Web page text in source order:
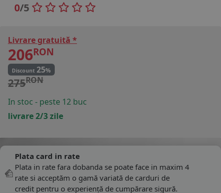
0/5
Livrare gratuită *
206RON
Discount 25%
275RON
In stoc - peste 12 buc
livrare 2/3 zile
Plata card in rate
Plata in rate fara dobanda se poate face in maxim 4
rate si acceptăm o gamă variată de carduri de
credit pentru o experiență de cumpărare sigură.